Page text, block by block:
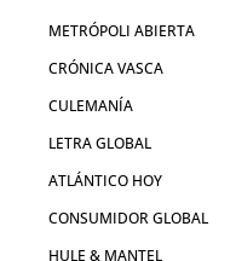
METRÓPOLI ABIERTA
CRÓNICA VASCA
CULEMANÍA
LETRA GLOBAL
ATLÁNTICO HOY
CONSUMIDOR GLOBAL
HULE & MANTEL